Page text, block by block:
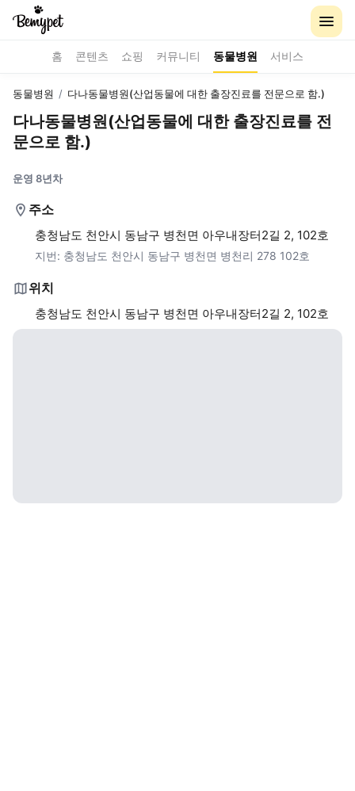
홈 콘텐츠 쇼핑 커뮤니티 동물병원 서비스
동물병원 / 다나동물병원(산업동물에 대한 출장진료를 전문으로 함.)
다나동물병원(산업동물에 대한 출장진료를 전
문으로 함.)
운영 8년차
주소
충청남도 천안시 동남구 병천면 아우내장터2길 2, 102호
지번: 충청남도 천안시 동남구 병천면 병천리 278 102호
위치
충청남도 천안시 동남구 병천면 아우내장터2길 2, 102호